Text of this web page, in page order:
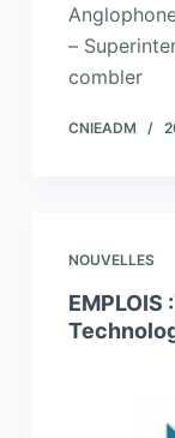
–
combler
CNIEADM
NOUVELLES
EMPLOIS